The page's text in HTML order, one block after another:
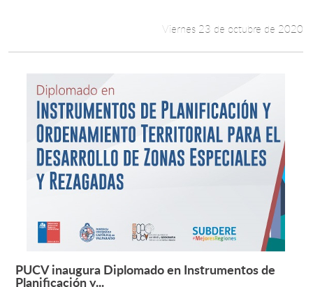
Viernes 23 de octubre de 2020
Leer más +
PUCV inaugura Diplomado en Instrumentos de
Planificación y...